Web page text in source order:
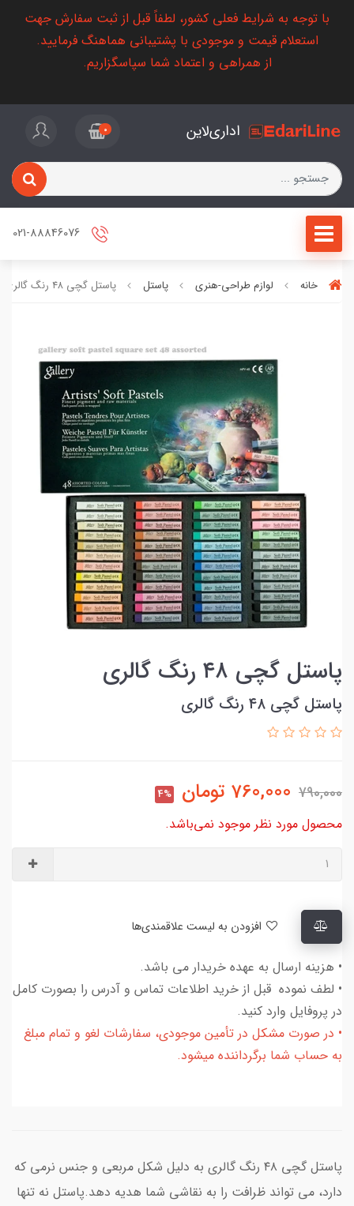
با توجه به شرایط فعلی کشور، لطفاً قبل از ثبت سفارش جهت
استعلام قیمت و موجودی با پشتیبانی هماهنگ فرمایید.
از همراهی و اعتماد شما سپاسگزاریم.
اداری‌لاین 0
خانه لوازم طراحی-هنری پاستل پاستل گچی ۴۸ رنگ گالری
پاستل گچی ۴۸ رنگ گالری
پاستل گچی ۴۸ رنگ گالری
790,000
760,000 تومان 4%
محصول مورد نظر موجود نمی‌باشد.
• هزینه ارسال به عهده خریدار می باشد.
• لطف نموده قبل از خرید اطلاعات تماس و آدرس را بصورت کامل
در پروفایل وارد کنید.
• در صورت مشکل در تأمین موجودی، سفارشات لغو و تمام مبلغ
به حساب شما برگرداننده میشود.
پاستل گچی ۴۸ رنگ گالری به دلیل شکل مربعی و جنس نرمی که
دارد، می تواند ظرافت را به نقاشی شما هدیه دهد.پاستل نه تنها